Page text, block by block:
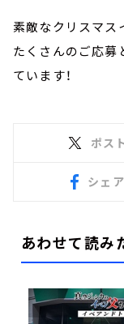
素敵なクリスマス
たくさんのご応募
ています！
ポスト
シェア
あわせて読み